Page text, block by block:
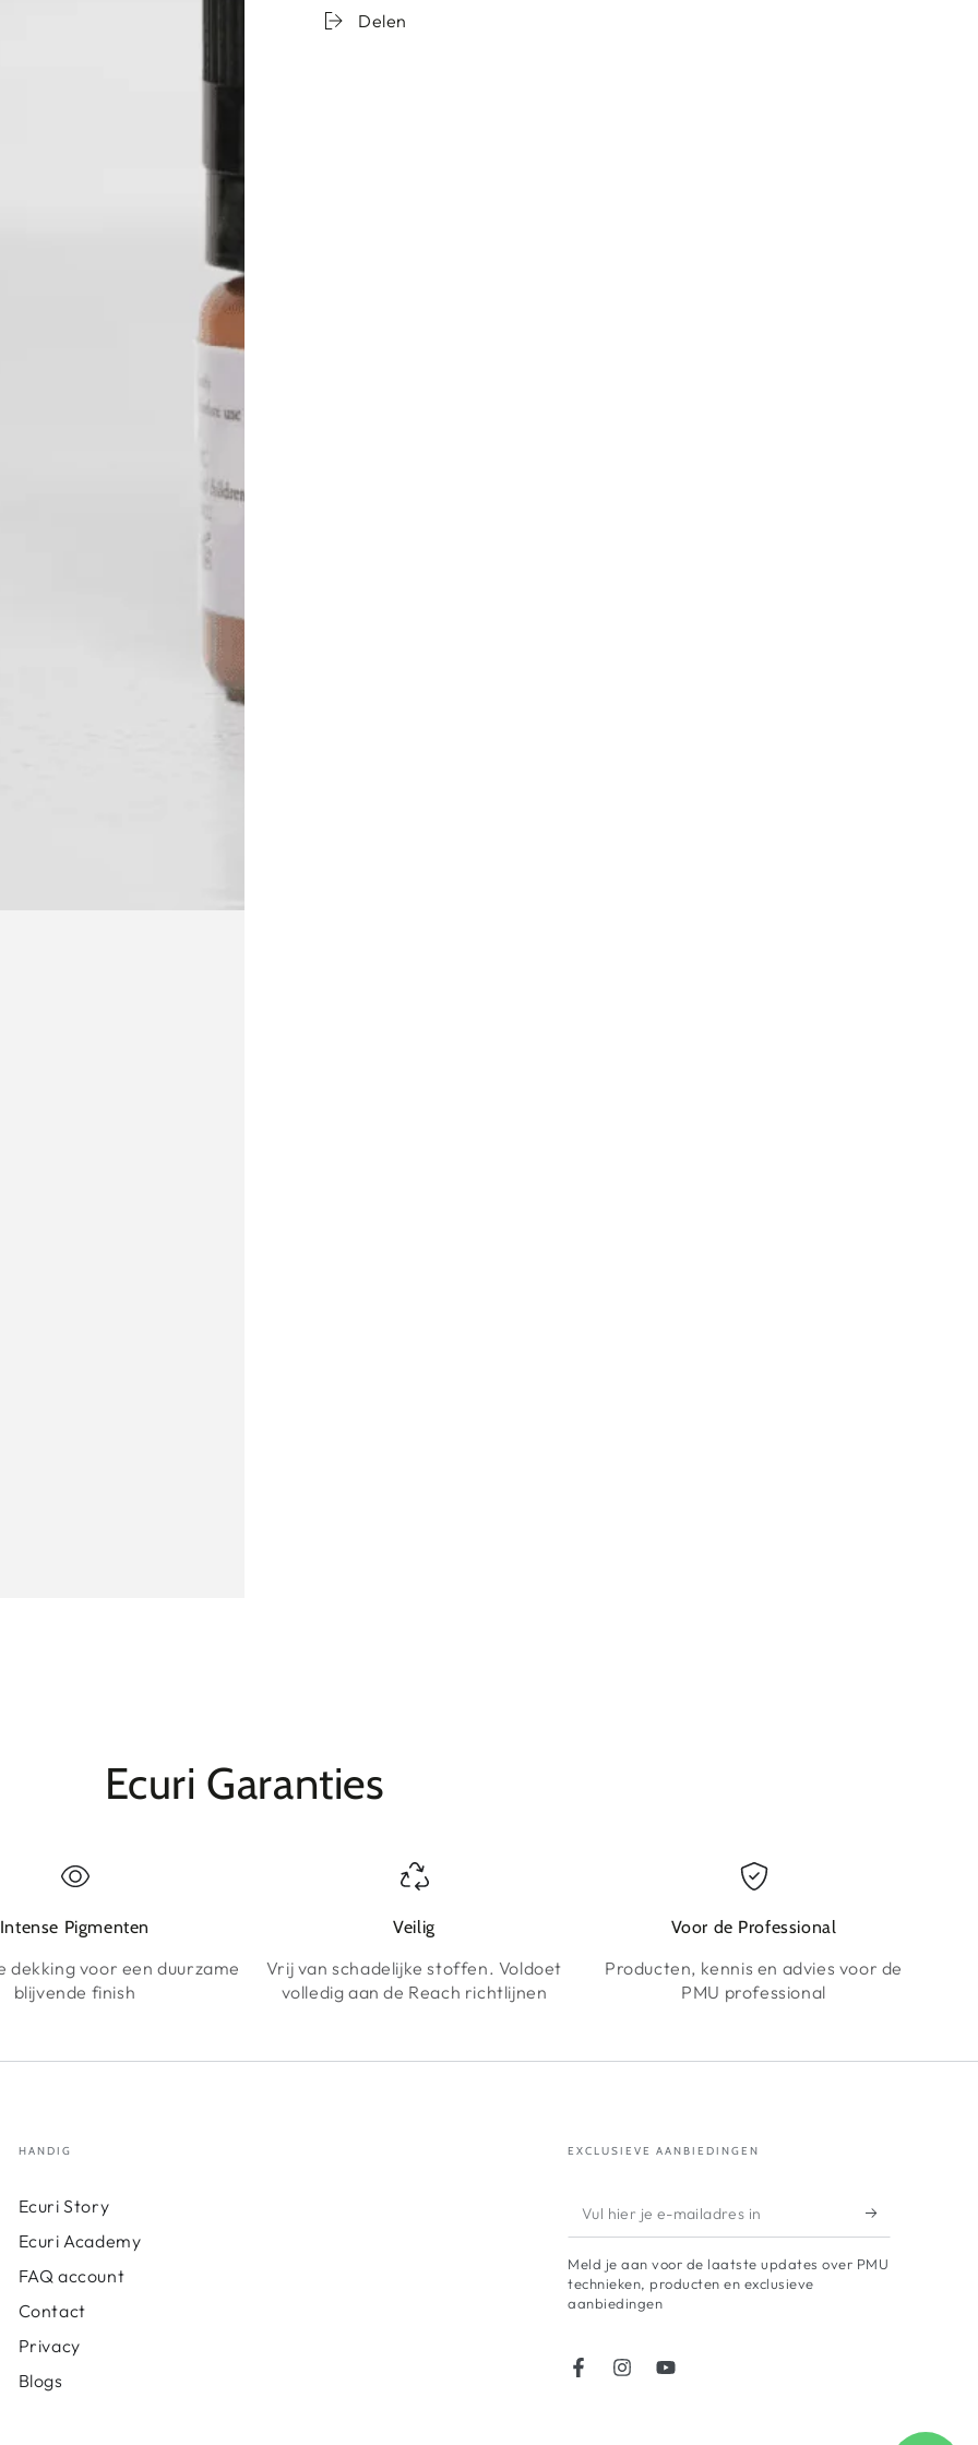
Delen
Ecuri Garanties
Intense Pigmenten
dekking voor een duurzame
blijvende finish
Veilig
Vrij van schadelijke stoffen. Voldoet
volledig aan de Reach richtlijnen
Voor de Professional
Producten, kennis en advies voor de
PMU professional
HANDIG
Ecuri Story
Ecuri Academy
FAQ account
Contact
Privacy
Blogs
EXCLUSIEVE AANBIEDINGEN
Vul
hier
je
e-
in
Meld je aan voor de laatste updates over PMU
technieken, producten en exclusieve
aanbiedingen
FacebookInstagramYouTube